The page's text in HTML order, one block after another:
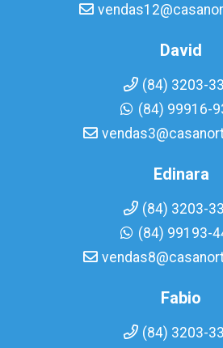
David
(84) 3203-
(84) 99916-
Edinara
(84) 3203-
(84) 99193-
Fabio
(84) 3203-